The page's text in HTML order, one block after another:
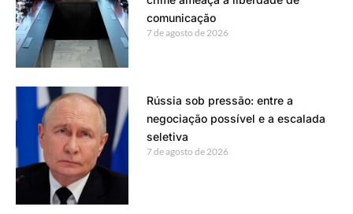
comunicação
7 de agosto de 2026
Rússia sob pressão: entre a
negociação possível e a escalada
seletiva
7 de agosto de 2026